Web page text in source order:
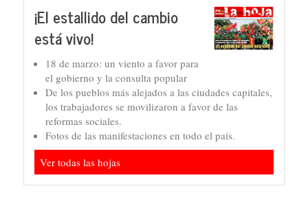
¡El estallido del cambio
está vivo!
18 de marzo: un viento a favor para
el gobierno y la consulta popular
De los pueblos más alejados a las ciudades capitales,
los trabajadores se movilizaron a favor de las
reformas sociales.
Fotos de las manifestaciones en todo el país.
Ver todas las hojas